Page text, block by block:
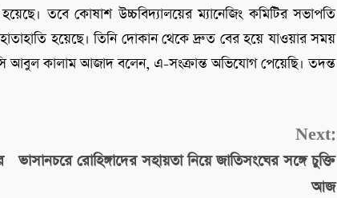
তবে কোষাশ উচ্চবিদ্যালয়ের ম্যানেজিং কমিটির সভাপতি
হয়েছে। তিনি দোকান থেকে দ্রুত বের হয়ে যাওয়ার সময়
আবুল কালাম আজাদ বলেন, এ-সংক্রান্ত অভিযোগ পেয়েছি। তদন্ত
Next:
ভাসানচরে রোহিঙ্গাদের সহায়তা নিয়ে জাতিসংঘের সঙ্গে চুক্তি
আজ